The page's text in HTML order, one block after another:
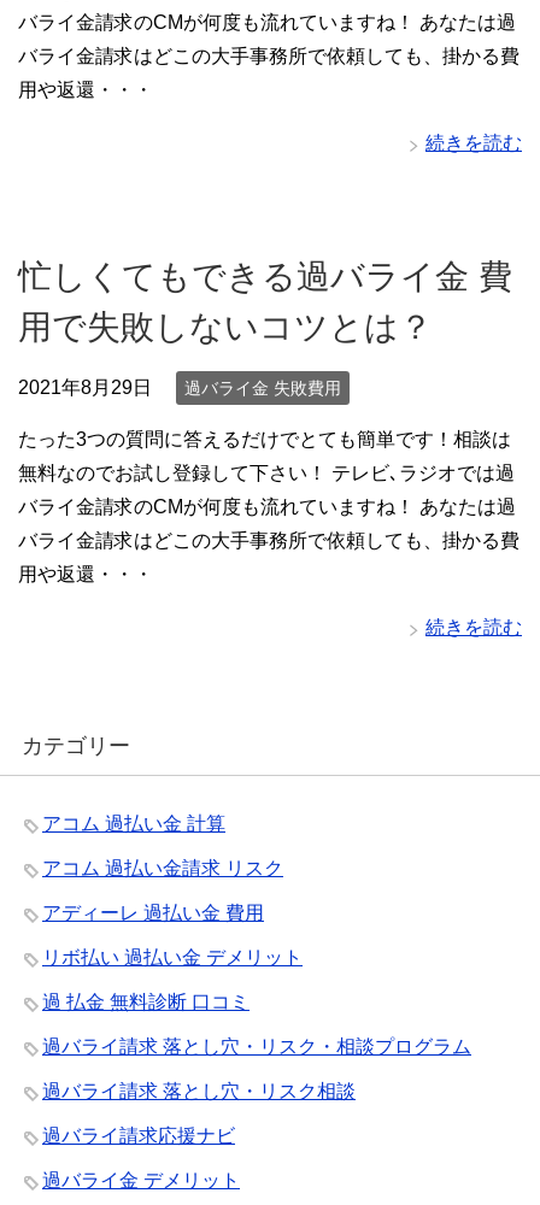
バライ金請求のCMが何度も流れていますね！ あなたは過
バライ金請求はどこの大手事務所で依頼しても、掛かる費
用や返還・・・
続きを読む
忙しくてもできる過バライ金 費
用で失敗しないコツとは？
2021年8月29日 過バライ金 失敗費用
たった3つの質問に答えるだけでとても簡単です！相談は
無料なのでお試し登録して下さい！ テレビ､ラジオでは過
バライ金請求のCMが何度も流れていますね！ あなたは過
バライ金請求はどこの大手事務所で依頼しても、掛かる費
用や返還・・・
続きを読む
カテゴリー
アコム 過払い金 計算
アコム 過払い金請求 リスク
アディーレ 過払い金 費用
リボ払い 過払い金 デメリット
過 払金 無料診断 口コミ
過バライ請求 落とし穴・リスク・相談プログラム
過バライ請求 落とし穴・リスク相談
過バライ請求応援ナビ
過バライ金 デメリット